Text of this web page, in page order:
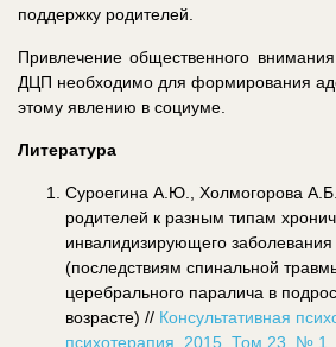
поддержку родителей.
Привлечение общественного
ДЦП необходимо для формирования
этому явлению в социуме.
Литература
Суроегина А.Ю., Холмогорова
родителей к разным типам
инвалидизирующего заболевания
(последствиям спинальной
церебрального паралича в
возрасте) // Консультативная
психотерапия. 2015. Том 23. № 1.